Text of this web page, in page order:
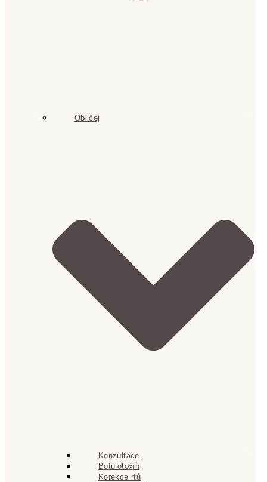
Obličej
Konzultace
Botulotoxin
Korekce rtů